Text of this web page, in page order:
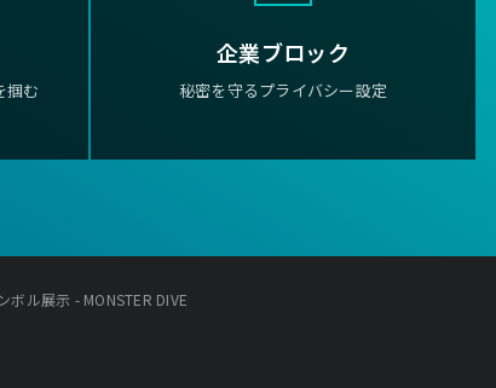
掴む
企業ブロック
秘密を守るプライバシー設定
ボル展示 - MONSTER DIVE